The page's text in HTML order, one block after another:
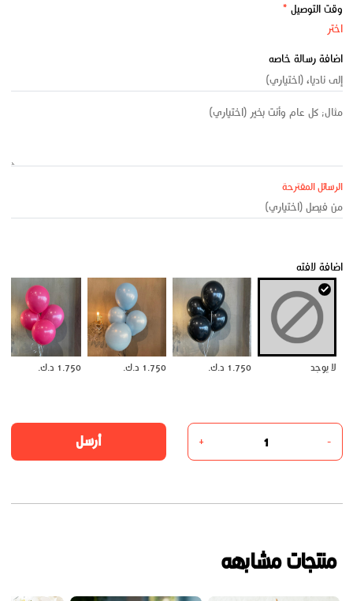
وقت التوصيل *
اضافة رسالة خاصه
الرسائل المقترحة
اضافة لافته
لا يوجد 1.750 د.ك. 1.750 د.ك. 1.750 د.ك.
-
+ أرسل
منتجات مشابهه